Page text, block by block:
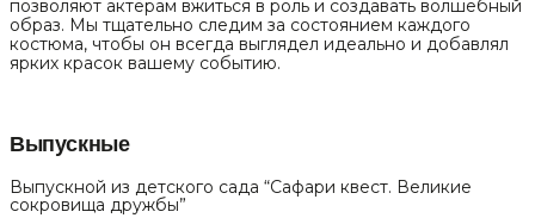
позволяют актёрам вжиться в роль и создавать волшебный
образ. Мы тщательно следим за состоянием каждого
костюма, чтобы он всегда выглядел идеально и добавлял
ярких красок вашему событию.
Выпускные
Выпускной из детского сада “Сафари квест. Великие
сокровища дружбы”